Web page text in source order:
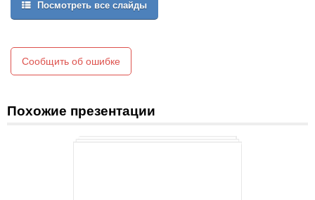
Посмотреть все слайды
Сообщить об ошибке
Похожие презентации